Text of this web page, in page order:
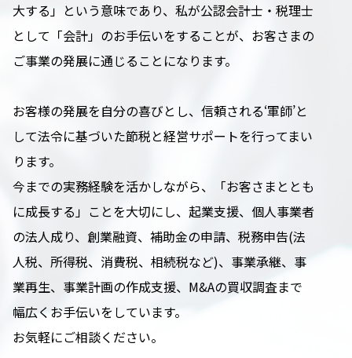
大する」という意味であり、私が公認会計士・税理士
として「会計」のお手伝いをすることが、お客さまの
ご事業の発展に通じることになります。
お客様の発展を自分の喜びとし、信頼される‘軍師’と
して法令に基づいた節税と経営サポートを行ってまい
ります。
今までの実務経験を活かしながら、「お客さまととも
に成長する」ことを大切にし、起業支援、個人事業者
の法人成り、創業融資、補助金の申請、税務申告(法
人税、所得税、消費税、相続税など)、事業承継、事
業再生、事業計画の作成支援、M&Aの買収調査まで
幅広くお手伝いをしています。
お気軽にご相談ください。